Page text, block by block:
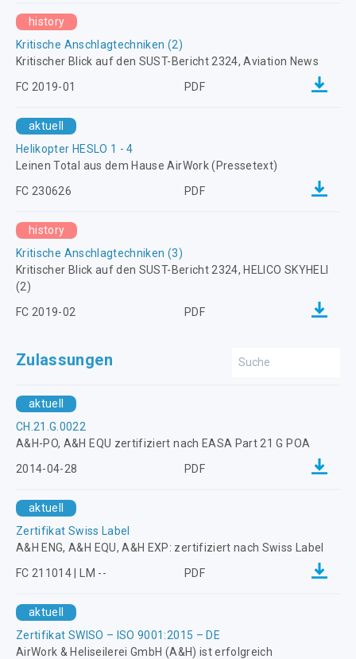
history
Kritische Anschlagtechniken (2)
Kritischer Blick auf den SUST-Bericht 2324, Aviation News
FC 2019-01
PDF
aktuell
Helikopter HESLO 1 - 4
Leinen Total aus dem Hause AirWork (Pressetext)
FC 230626
PDF
history
Kritische Anschlagtechniken (3)
Kritischer Blick auf den SUST-Bericht 2324, HELICO SKYHELI
(2)
FC 2019-02
PDF
Zulassungen
aktuell
CH.21.G.0022
A&H-PO, A&H EQU zertifiziert nach EASA Part 21 G POA
2014-04-28
PDF
aktuell
Zertifikat Swiss Label
A&H ENG, A&H EQU, A&H EXP: zertifiziert nach Swiss Label
FC 211014 | LM --
PDF
aktuell
Zertifikat SWISO – ISO 9001:2015 – DE
AirWork & Heliseilerei GmbH (A&H) ist erfolgreich